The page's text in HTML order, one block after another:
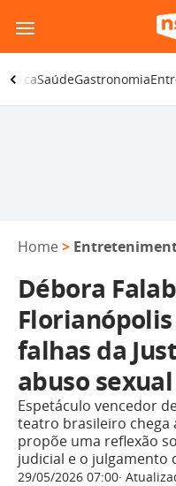
para
o
conteúdo
SaúdeGastronomia
Home >
Débora
falhas da
abuso sexual
Espetáculo vencedor
teatro brasileiro chega
propõe uma reflexão
judicial e o julgamento
29/05/2026 07:00